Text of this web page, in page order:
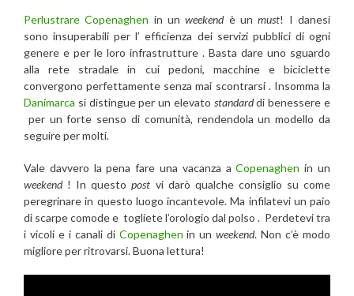
Perlustrare Copenaghen in unweekendè unmust! I danesi
sono insuperabili per l’ efficienza dei servizi pubblici di ogni
genere e per le loro infrastrutture . Basta dare uno sguardo
alla rete stradale in cui pedoni, macchine e biciclette
convergono perfettamente senza mai scontrarsi . Insomma la
Danimarca si distingue per un elevato standarddi benessere e
per un forte senso di comunità, rendendola un modello da
seguire per molti.
Vale davvero la pena fare una vacanza aCopenaghen in un
weekend! In questopost vi darò qualche consiglio su come
peregrinare in questo luogo incantevole. Ma infilatevi un paio
di scarpe comode e togliete l’orologio dal polso . Perdetevi tra
i vicoli e i canali di Copenaghen in unweekend. Non c’è modo
migliore per ritrovarsi. Buona lettura!